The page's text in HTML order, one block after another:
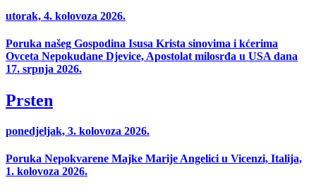
utorak, 4. kolovoza 2026.
Poruka našeg Gospodina Isusa Krista sinovima i kćerima
Ovceta Nepokudane Djevice, Apostolat milosrđa u USA dana
17. srpnja 2026.
Prsten
ponedjeljak, 3. kolovoza 2026.
Poruka Nepokvarene Majke Marije Angelici u Vicenzi, Italija,
1. kolovoza 2026.